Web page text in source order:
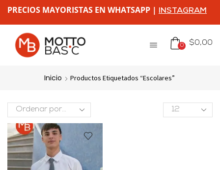
PRECIOS MAYORISTAS EN WHATSAPP | INSTAGRAM
0 $0,00
Inicio Productos Etiquetados “escolares”